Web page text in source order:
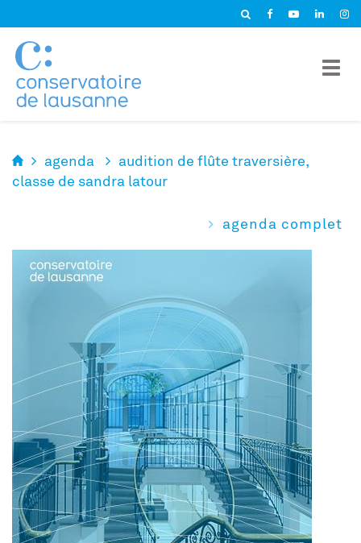
agenda
audition de flûte traversière,
classe de sandra latour
agenda complet